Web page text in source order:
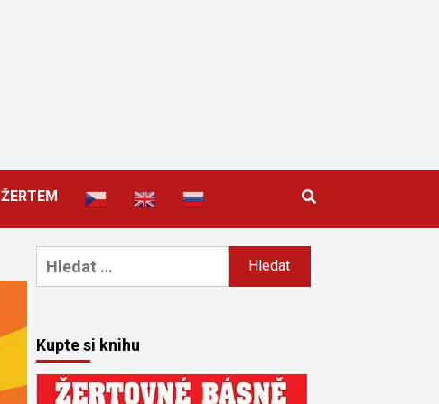
ŽERTEM
Vyhledávání
Kupte si knihu